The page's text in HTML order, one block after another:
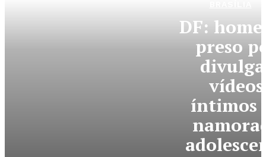
DF:
preso
vídeos
íntimos